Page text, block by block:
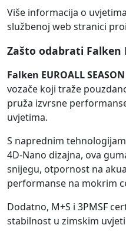
Više informacija o
službenoj web stranici
Zašto odabrati Falken
Falken EUROALL
vozače koji traže
pruža izvrsne
uvjetima.
S naprednim
4D-Nano dizajna, ova
snijegu, otpornost na
performanse na mokrim
Dodatno, M+S i 3PMSF
stabilnost u zimskim